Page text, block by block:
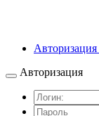
Авторизация
Авторизация